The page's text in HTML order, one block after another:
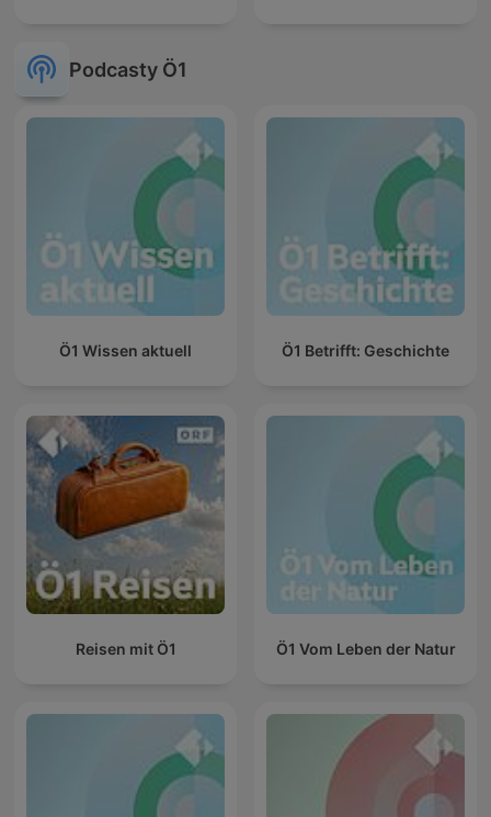
Podcasty Ö1
Ö1 Wissen aktuell Ö1 Betrifft: Geschichte
Reisen mit Ö1 Ö1 Vom Leben der Natur